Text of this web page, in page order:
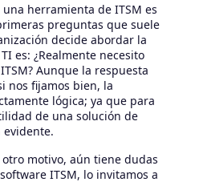
herramienta de ITSM es
preguntas que suele
decide abordar la
es: ¿Realmente necesito
Aunque la respuesta
nos fijamos bien, la
lógica; ya que para
de una solución de
evidente.
motivo, aún tiene dudas
ITSM, lo invitamos a